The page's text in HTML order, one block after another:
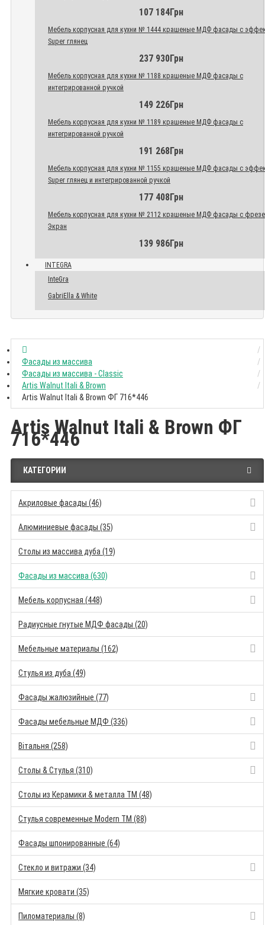
107 184Грн
Мебель корпусная для кухни № 1444 крашеные МДФ фасады с
Super глянец
237 930Грн
Мебель корпусная для кухни № 1188 крашеные МДФ фасады с
интегрированной ручкой
149 226Грн
Мебель корпусная для кухни № 1189 крашеные МДФ фасады с
интегрированной ручкой
191 268Грн
Мебель корпусная для кухни № 1155 крашеные МДФ фасады с
Super глянец и интегрированной ручкой
177 408Грн
Мебель корпусная для кухни № 2112 крашеные МДФ фасады с
Экран
139 986Грн
INTEGRA
InteGra
GabriElla & White
Фасады из массива
Фасады из массива - Classic
Artis Walnut Itali & Brown
Artis Walnut Itali & Brown ФГ 716*446
Artis Walnut Itali & Brown ФГ
716*446
КАТЕГОРИИ
Акриловые фасады (46)
Алюминиевые фасады (35)
Столы из массива дуба (19)
Фасады из массива (630)
Мебель корпусная (448)
Радиусные гнутые МДФ фасады (20)
Мебельные материалы (162)
Стулья из дуба (49)
Фасады жалюзийные (77)
Фасады мебельные МДФ (336)
Вітальня (258)
Столы & Стулья (310)
Столы из Керамики & металла TM (48)
Стулья современные Modern TM (88)
Фасады шпонированные (64)
Стекло и витражи (34)
Мягкие кровати (35)
Пиломатериалы (8)